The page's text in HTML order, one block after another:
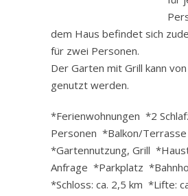
dem Haus befindet sich
für zwei Personen.
Der Garten mit Grill kann
genutzt werden.
*Ferienwohnungen *2
Personen *Balkon/Terrasse
*Gartennutzung, Grill
Anfrage *Parkplatz
*Schloss: ca. 2,5 km *Lifte: